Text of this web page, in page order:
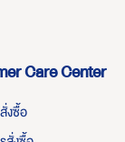
Care Center
งซื้อ